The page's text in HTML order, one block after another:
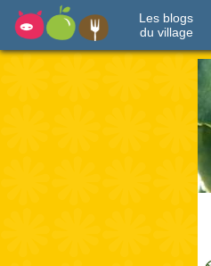
Les blogs
du village